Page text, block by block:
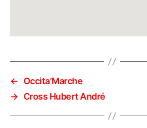
←
Occita’Marche
→ Cross Hubert André